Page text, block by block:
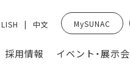
中文 MySUNAC
採⽤情報 イベント・展示会